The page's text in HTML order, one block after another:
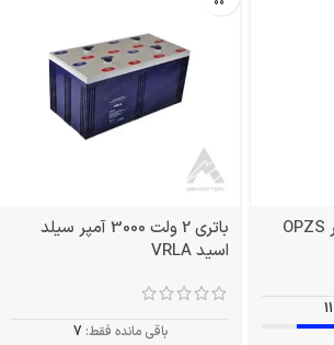
11
باتری 2 ولت 3000 آمپر سیلد
اسید VRLA
باقی مانده فقط: 7